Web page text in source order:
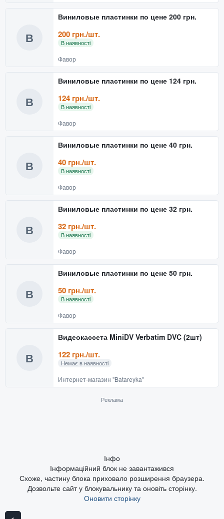
В
Виниловые пластинки по цене 200 грн.
200 грн./шт.
В наявності
Фавор
В
Виниловые пластинки по цене 124 грн.
124 грн./шт.
В наявності
Фавор
В
Виниловые пластинки по цене 40 грн.
40 грн./шт.
В наявності
Фавор
В
Виниловые пластинки по цене 32 грн.
32 грн./шт.
В наявності
Фавор
В
Виниловые пластинки по цене 50 грн.
50 грн./шт.
В наявності
Фавор
В
Видеокассета MiniDV Verbatim DVC (2шт)
122 грн./шт.
Немає в наявності
Интернет-магазин "Batareyka"
Реклама
Інфо
Інформаційний блок не завантажився
Схоже, частину блока приховало розширення браузера.
Дозвольте сайт у блокувальнику та оновіть сторінку.
Оновити сторінку